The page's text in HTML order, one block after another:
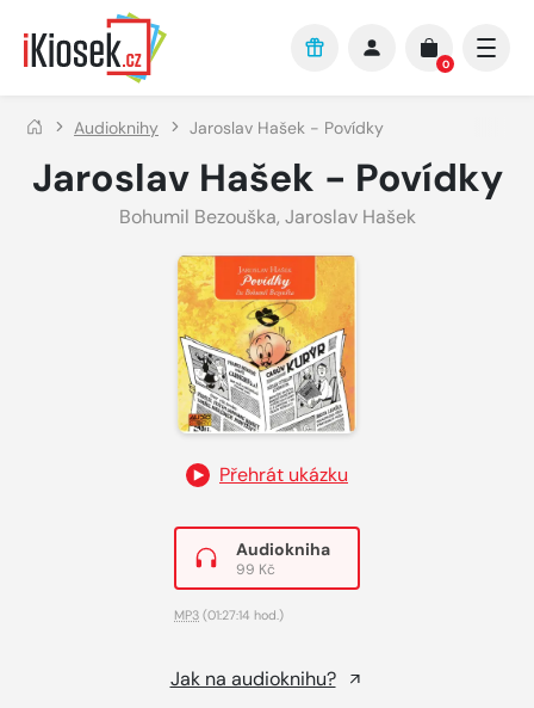
Přejít na hlavní obsah
0
Audioknihy Jaroslav Hašek - Povídky
Jaroslav Hašek - Povídky
Bohumil Bezouška, Jaroslav Hašek
Přehrát ukázku
Audiokniha
99 Kč
MP3 (01:27:14 hod.)
Jak na audioknihu?